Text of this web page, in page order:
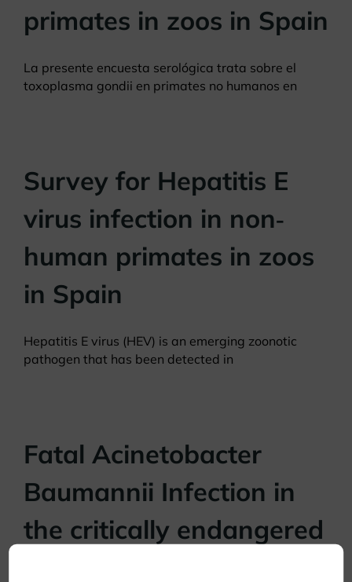
primates in zoos in Spain
La presente encuesta serológica trata sobre el
toxoplasma gondii en primates no humanos en
Survey for Hepatitis E
virus infection in non‐
human primates in zoos
in Spain
Hepatitis E virus (HEV) is an emerging zoonotic
pathogen that has been detected in
Fatal Acinetobacter
Baumannii Infection in
the critically endangered